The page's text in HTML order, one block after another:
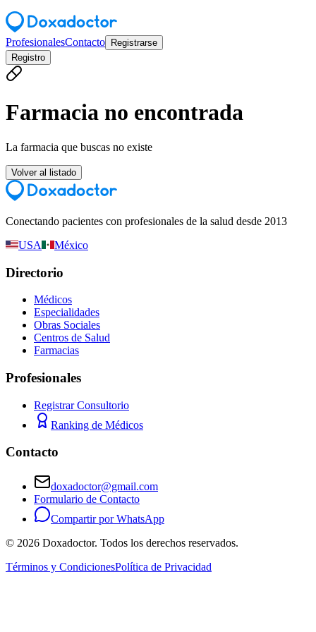
ProfesionalesContacto
Registrarse
Registro
Farmacia no encontrada
La farmacia que buscas no existe
Volver al listado
Conectando pacientes con profesionales de la salud desde 2013
USA
México
Directorio
Médicos
Especialidades
Obras Sociales
Centros de Salud
Farmacias
Profesionales
Registrar Consultorio
Ranking de Médicos
Contacto
doxadoctor@gmail.com
Formulario de Contacto
Compartir por WhatsApp
© 2026 Doxadoctor. Todos los derechos reservados.
Términos y CondicionesPolítica de Privacidad